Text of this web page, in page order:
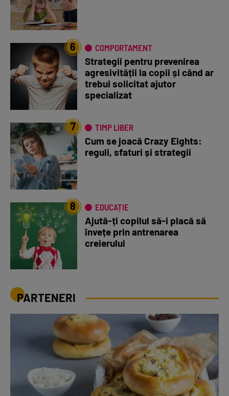
6 COMPORTAMENT
Strategii pentru prevenirea
agresivității la copii și când ar
trebui solicitat ajutor
specializat
7 TIMP LIBER
Cum se joacă Crazy Eights:
reguli, sfaturi și strategii
8 EDUCAȚIE
Ajută-ți copilul să-i placă să
învețe prin antrenarea
creierului
PARTENERI